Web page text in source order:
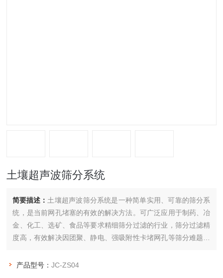
土壤超声波筛分系统
简要描述： 土壤超声波筛分系统是一种简单实用、可靠的筛分系
统，是当前网孔堵塞的有效的解决方法。可广泛应用于制药、冶
金、化工、选矿、食品等要求精细筛分过滤的行业，筛分过滤精
度高，有效解决因团聚、静电、强吸附性卡堵网孔等筛分难题，
产品型号：JC-ZS04